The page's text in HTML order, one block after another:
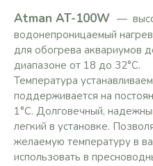
Atman AT-100W —
водонепроницаемый
для обогрева аквариумов
диапазоне от 18 до 32°С.
Температура
поддерживается на
1°С. Долговечный,
легкий в установке.
желаемую температуру в
использовать в